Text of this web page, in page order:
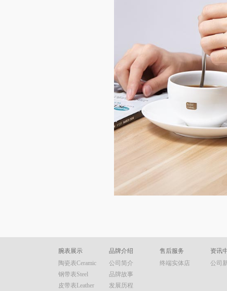
腕表展示
陶瓷表Ceramic
钢带表Steel
皮带表Leather
品牌介绍
公司简介
品牌故事
发展历程
售后服务
终端实体店
资讯
公司